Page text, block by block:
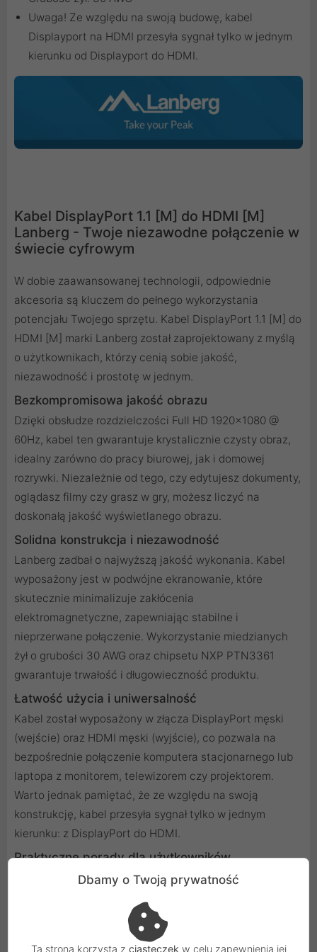
Uwaga! Ze względu na swoją budowę, kabel
Displayport na HDMI przesyła sygnał tylko w jednym
kierunku od Displayport do HDMI.
Kabel DisplayPort 1.1 [M] do HDMI [M]
Lanberg - Twoje niezawodne połączenie w
świecie cyfrowym
W dobie zaawansowanej technologii, odpowiednie
akcesoria są kluczem do pełnego wykorzystania
potencjału Twojego sprzętu. Kabel DisplayPort 1.1 [M] do
HDMI [M] marki Lanberg został zaprojektowany z myślą
o użytkownikach, którzy cenią sobie jakość,
niezawodność i prostotę w jednym.
Bezkompromisowa jakość obrazu
Dzięki obsłudze rozdzielczości Full HD 1920x1080 @
60Hz, kabel ten gwarantuje krystalicznie czysty obraz,
idealny zarówno do pracy biurowej, jak i domowej
rozrywki. Niezależnie od tego, czy edytujesz dokumenty,
oglądasz filmy czy grasz w gry, możesz liczyć na
doskonałą jakość wyświetlanego obrazu.
Solidna konstrukcja i niezawodność
Lanberg zadbał o najwyższą jakość wykonania. Kabel
wyposażony jest w podwójne ekranowanie, które
skutecznie minimalizuje zakłócenia
elektromagnetyczne, zapewniając stabilne i
nieprzerwane połączenie. Wykorzystanie miedzianych
żył o grubości 30 AWG oraz chipsetu NXP PTN3361
gwarantuje trwałość i długowieczność produktu.
Łatwość użycia i uniwersalność
Kabel został wyposażony w złącza DisplayPort męski
(wejście) oraz HDMI męski (wyjście), co pozwala na
bezpośrednie połączenie komputera stacjonarnego lub
laptopa z monitorem, telewizorem czy projektorem.
Warto jednak pamiętać, że ze względu na swoją
konstrukcję, kabel przesyła sygnał tylko w jednym
kierunku: z DisplayPort do HDMI.
Praktyczne porady dla użytkowników
Przed podłączeniem upewnij się, że Twoje urządzenie
docelowe - port HDMI.
Unikaj zginania kabla pod ostrymi kątami, aby
Dbamy o Twoją prywatność
Ta strona korzysta z ciasteczek w celu zapewnienia jej